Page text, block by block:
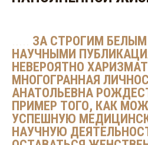
ЗА СТРОГИМ
НАУЧНЫМИ
НЕВЕРОЯТНО
МНОГОГРАННАЯ
АНАТОЛЬЕВНА
ПРИМЕР ТОГО, КАК
УСПЕШНУЮ
НАУЧНУЮ